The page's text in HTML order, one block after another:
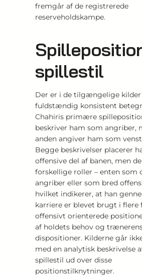
fremgår af de registrerede
reserveholdskampe.
spillestil
Der er i de tilgængelige kilder
fuldstændig konsistent
Chahiris primære
beskriver ham som angriber,
anden angiver ham som
Begge beskrivelser placerer
offensive del af banen, men
forskellige roller – enten som
angriber eller som bred
hvilket indikerer, at han
karriere er blevet brugt i flere
offensivt orienterede
af holdets behov og
dispositioner. Kilderne går
med en analytisk beskrivelse
spillestil ud over disse
positionstilknytninger.